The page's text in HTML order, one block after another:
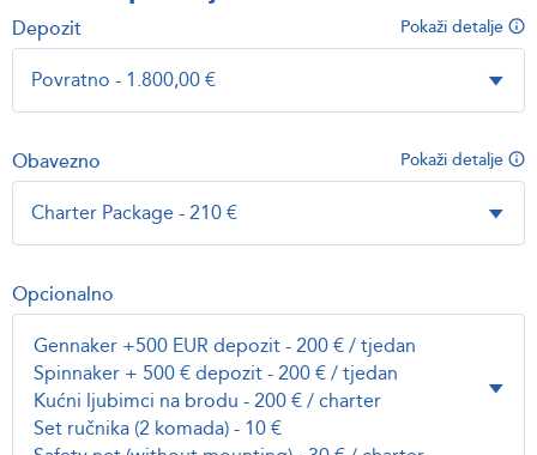
Pokaži detalje
Depozit
Pokaži detalje
Obavezno
Opcionalno